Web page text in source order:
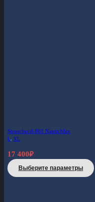
Steuerbord-861 Nauticblue
L,XL
17 400₽
Выберите параметры